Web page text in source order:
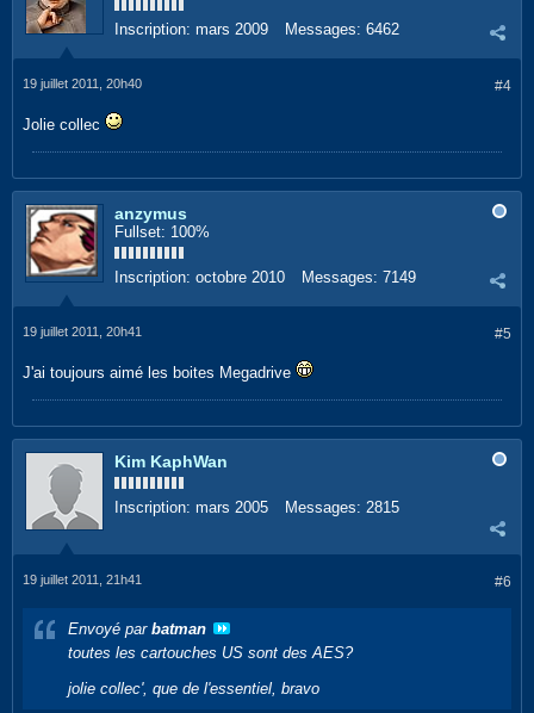
Inscription: mars 2009 Messages: 6462
#4
19 juillet 2011, 20h40
Jolie collec
anzymus
Fullset: 100%
Inscription: octobre 2010 Messages: 7149
#5
19 juillet 2011, 20h41
J'ai toujours aimé les boites Megadrive
Kim KaphWan
Inscription: mars 2005 Messages: 2815
#6
19 juillet 2011, 21h41
Envoyé par batman
toutes les cartouches US sont des AES?
jolie collec', que de l'essentiel, bravo